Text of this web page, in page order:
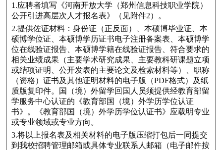
1.应聘者填写《河南开放大学（郑州信息科技职业学院）
公开引进高层次人才报名表》（见附件2）。
2.提供佐证材料：身份证（正反面）、本硕博毕业证、本
硕博学位证、本硕博学历证书电子注册备案表、本硕博学
位在线验证报告、本硕博学籍在线验证报告、符合要求的
相关业绩成果（主要学术研究成果、主要教科研课题立项
或结项证明、公开发表的主要论文及检索材料等）、职称
（资格）证书及其他证明材料的电子版（PDF格式）及纸
质版复印件。国（境）外留学回国人员须提供经教育部留
学服务中心认证的《教育部国（境）外学历学位认证
书》。《教育部国（境）外学历学位认证书》应载明专业
或专业领域或专业方向。
3.将以上报名表及相关材料的电子版压缩打包后一同提交
到我校招聘管理邮箱或具体专业联系人邮箱（电子邮件按